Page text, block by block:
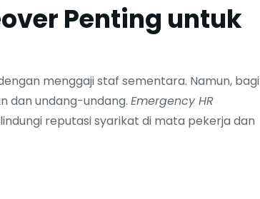
Penting untuk
menggaji staf sementara. Namun, bagi
dan undang-undang. Emergency HR
reputasi syarikat di mata pekerja dan